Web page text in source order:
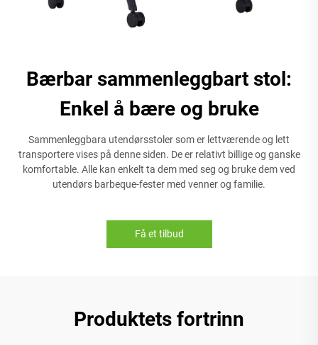
Bærbar sammenleggbart stol:
Enkel å bære og bruke
Sammenleggbara utendørsstoler som er lettværende og lett
transportere vises på denne siden. De er relativt billige og ganske
komfortable. Alle kan enkelt ta dem med seg og bruke dem ved
utendørs barbeque-fester med venner og familie.
Få et tilbud
Produktets fortrinn